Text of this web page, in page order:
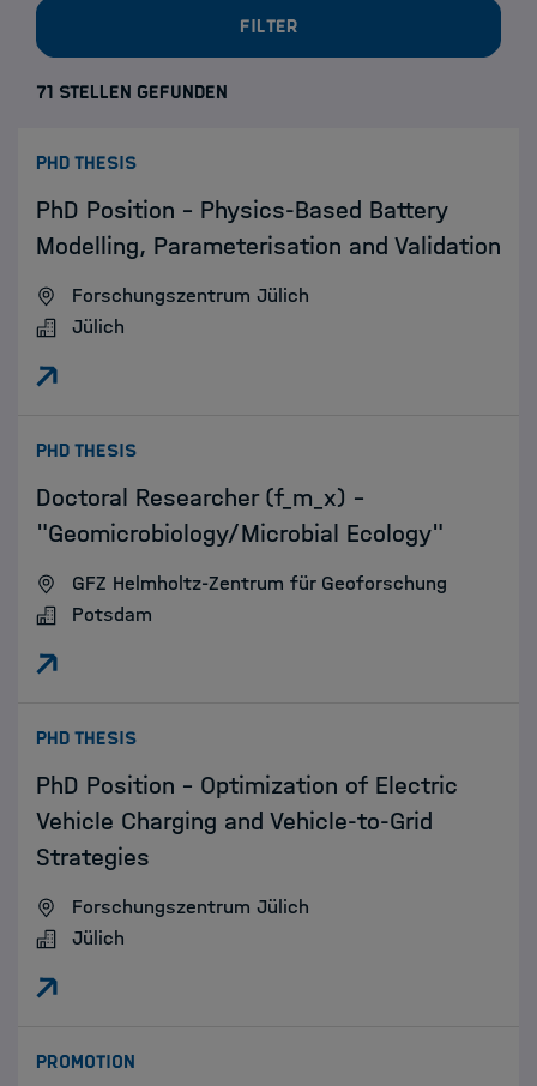
Filter
71 STELLEN GEFUNDEN
PHD THESIS:
PhD Position – Physics-Based Battery
Modelling, Parameterisation and Validation
Forschungszentrum Jülich
Jülich
PHD THESIS:
Doctoral Researcher (f_m_x) -
"Geomicrobiology/Microbial Ecology"
GFZ Helmholtz-Zentrum für Geoforschung
Potsdam
PHD THESIS:
PhD Position – Optimization of Electric
Vehicle Charging and Vehicle-to-Grid
Strategies
Forschungszentrum Jülich
Jülich
PROMOTION